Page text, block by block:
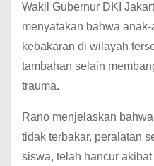
Wakil Gubernur DKI
menyatakan bahwa
kebakaran di wilayah
tambahan selain
trauma.
Rano menjelaskan
tidak terbakar, peralatan
siswa, telah hancur